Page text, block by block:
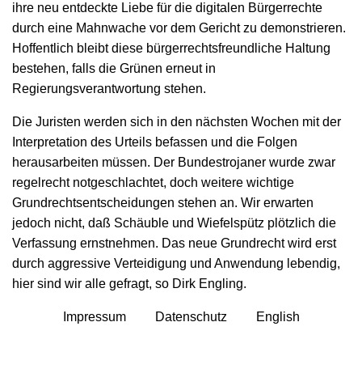
ihre neu entdeckte Liebe für die digitalen Bürgerrechte
durch eine Mahnwache vor dem Gericht zu demonstrieren.
Hoffentlich bleibt diese bürgerrechtsfreundliche Haltung
bestehen, falls die Grünen erneut in
Regierungsverantwortung stehen.
Die Juristen werden sich in den nächsten Wochen mit der
Interpretation des Urteils befassen und die Folgen
herausarbeiten müssen. Der Bundestrojaner wurde zwar
regelrecht notgeschlachtet, doch weitere wichtige
Grundrechtsentscheidungen stehen an. Wir erwarten
jedoch nicht, daß Schäuble und Wiefelspütz plötzlich die
Verfassung ernstnehmen. Das neue Grundrecht wird erst
durch aggressive Verteidigung und Anwendung lebendig,
hier sind wir alle gefragt, so Dirk Engling.
Impressum Datenschutz English